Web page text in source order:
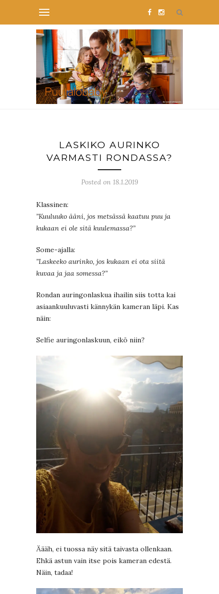
LASKIKO AURINKO
VARMASTI RONDASSA?
Posted on 18.1.2019
Klassinen:
”Kuuluuko ääni, jos metsässä kaatuu puu ja
kukaan ei ole sitä kuulemassa?”
Some-ajalla:
”Laskeeko aurinko, jos kukaan ei ota siitä
kuvaa ja jaa somessa?”
Rondan auringonlaskua ihailin siis totta kai
asiaankuuluvasti kännykän kameran läpi. Kas
näin:
Selfie auringonlaskuun, eikö niin?
Äääh, ei tuossa näy sitä taivasta ollenkaan.
Ehkä astun vain itse pois kameran edestä.
Näin, tadaa!